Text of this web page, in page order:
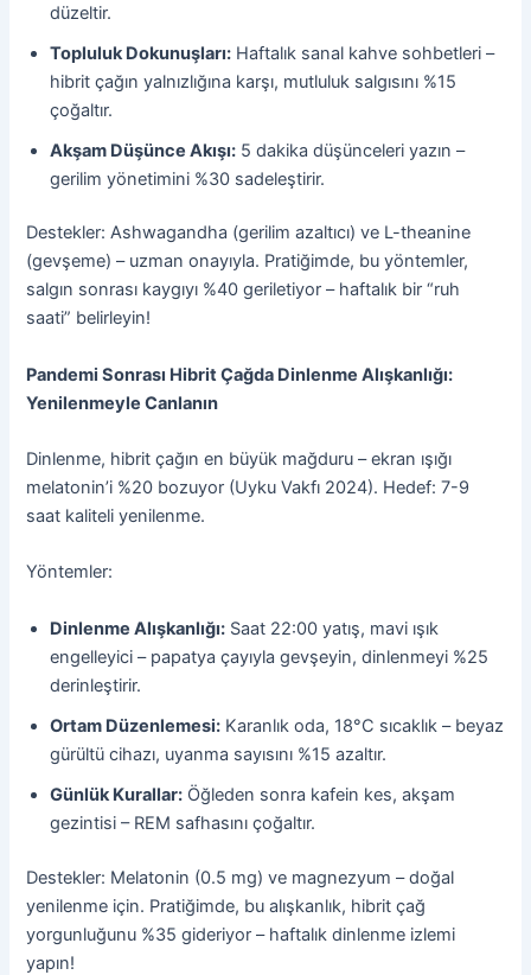
düzeltir.
Topluluk Dokunuşları: Haftalık sanal kahve sohbetleri –
hibrit çağın yalnızlığına karşı, mutluluk salgısını %15
çoğaltır.
Akşam Düşünce Akışı: 5 dakika düşünceleri yazın –
gerilim yönetimini %30 sadeleştirir.
Destekler: Ashwagandha (gerilim azaltıcı) ve L-theanine
(gevşeme) – uzman onayıyla. Pratiğimde, bu yöntemler,
salgın sonrası kaygıyı %40 geriletiyor – haftalık bir “ruh
saati” belirleyin!
Pandemi Sonrası Hibrit Çağda Dinlenme Alışkanlığı:
Yenilenmeyle Canlanın
Dinlenme, hibrit çağın en büyük mağduru – ekran ışığı
melatonin’i %20 bozuyor (Uyku Vakfı 2024). Hedef: 7-9
saat kaliteli yenilenme.
Yöntemler:
Dinlenme Alışkanlığı: Saat 22:00 yatış, mavi ışık
engelleyici – papatya çayıyla gevşeyin, dinlenmeyi %25
derinleştirir.
Ortam Düzenlemesi: Karanlık oda, 18°C sıcaklık – beyaz
gürültü cihazı, uyanma sayısını %15 azaltır.
Günlük Kurallar: Öğleden sonra kafein kes, akşam
gezintisi – REM safhasını çoğaltır.
Destekler: Melatonin (0.5 mg) ve magnezyum – doğal
yenilenme için. Pratiğimde, bu alışkanlık, hibrit çağ
yorgunluğunu %35 gideriyor – haftalık dinlenme izlemi
yapın!